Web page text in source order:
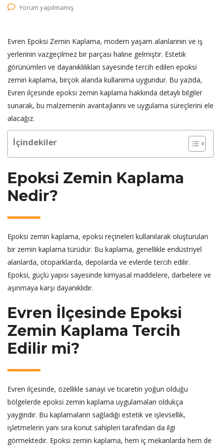
Yorum yapılmamış
Evren Epoksi Zemin Kaplama, modern yaşam alanlarının ve iş
yerlerinin vazgeçilmez bir parçası haline gelmiştir. Estetik
görünümleri ve dayanıklılıkları sayesinde tercih edilen epoksi
zemin kaplama, birçok alanda kullanıma uygundur. Bu yazıda,
Evren ilçesinde epoksi zemin kaplama hakkında detaylı bilgiler
sunarak, bu malzemenin avantajlarını ve uygulama süreçlerini ele
alacağız.
İçindekiler
Epoksi Zemin Kaplama
Nedir?
Epoksi zemin kaplama, epoksi reçineleri kullanılarak oluşturulan
bir zemin kaplama türüdür. Bu kaplama, genellikle endüstriyel
alanlarda, otoparklarda, depolarda ve evlerde tercih edilir.
Epoksi, güçlü yapısı sayesinde kimyasal maddelere, darbelere ve
aşınmaya karşı dayanıklıdır.
Evren İlçesinde Epoksi
Zemin Kaplama Tercih
Edilir mi?
Evren ilçesinde, özellikle sanayi ve ticaretin yoğun olduğu
bölgelerde epoksi zemin kaplama uygulamaları oldukça
yaygındır. Bu kaplamaların sağladığı estetik ve işlevsellik,
işletmelerin yanı sıra konut sahipleri tarafından da ilgi
görmektedir. Epoksi zemin kaplama, hem iç mekanlarda hem de